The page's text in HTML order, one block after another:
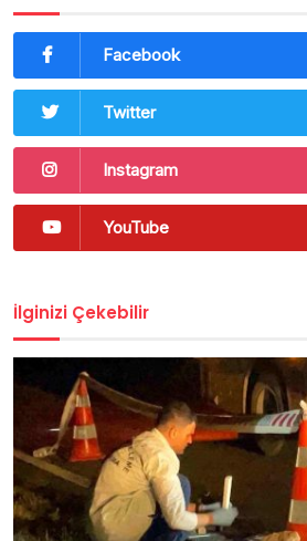
Facebook
Twitter
Instagram
YouTube
İlginizi Çekebilir